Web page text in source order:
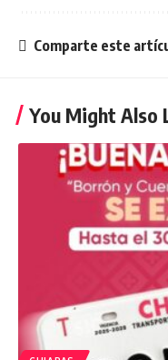
Comparte este
You Might Also